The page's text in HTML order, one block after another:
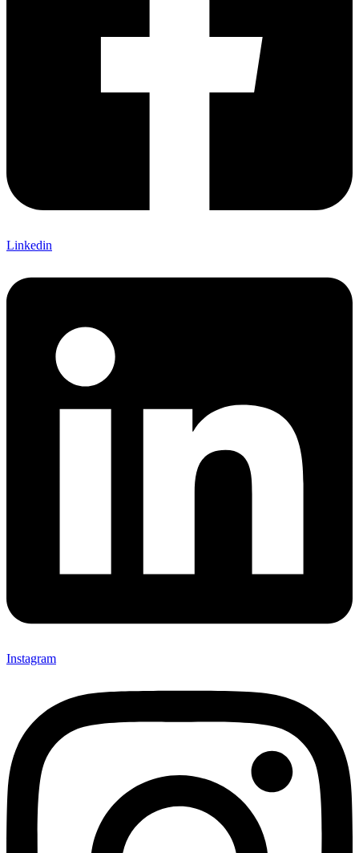
Linkedin
Instagram